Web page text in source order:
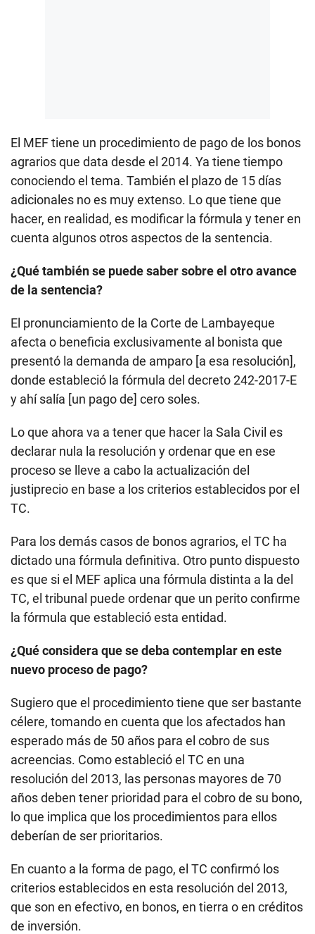
El MEF tiene un procedimiento de pago de los bonos
agrarios que data desde el 2014. Ya tiene tiempo
conociendo el tema. También el plazo de 15 días
adicionales no es muy extenso. Lo que tiene que
hacer, en realidad, es modificar la fórmula y tener en
cuenta algunos otros aspectos de la sentencia.
¿Qué también se puede saber sobre el otro avance
de la sentencia?
El pronunciamiento de la Corte de Lambayeque
afecta o beneficia exclusivamente al bonista que
presentó la demanda de amparo [a esa resolución],
donde estableció la fórmula del decreto 242-2017-E
y ahí salía [un pago de] cero soles.
Lo que ahora va a tener que hacer la Sala Civil es
declarar nula la resolución y ordenar que en ese
proceso se lleve a cabo la actualización del
justiprecio en base a los criterios establecidos por el
TC.
Para los demás casos de bonos agrarios, el TC ha
dictado una fórmula definitiva. Otro punto dispuesto
es que si el MEF aplica una fórmula distinta a la del
TC, el tribunal puede ordenar que un perito confirme
la fórmula que estableció esta entidad.
¿Qué considera que se deba contemplar en este
nuevo proceso de pago?
Sugiero que el procedimiento tiene que ser bastante
célere, tomando en cuenta que los afectados han
esperado más de 50 años para el cobro de sus
acreencias. Como estableció el TC en una
resolución del 2013, las personas mayores de 70
años deben tener prioridad para el cobro de su bono,
lo que implica que los procedimientos para ellos
deberían de ser prioritarios.
En cuanto a la forma de pago, el TC confirmó los
criterios establecidos en esta resolución del 2013,
que son en efectivo, en bonos, en tierra o en créditos
de inversión.